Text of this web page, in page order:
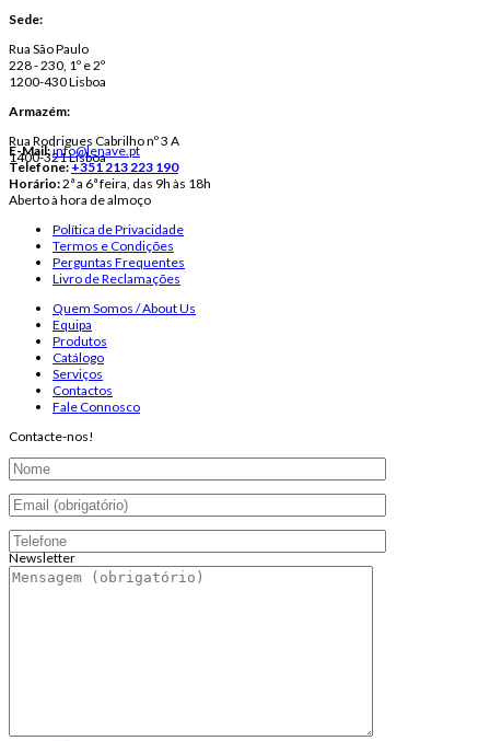
Sede:
Rua São Paulo
228 - 230, 1º e 2º
1200-430 Lisboa
Armazém:
Rua Rodrigues Cabrilho nº 3 A
1400-321 Lisboa
E-Mail:info@lenave.pt
Telefone:+351 213 223 190
Horário:2ª a 6ª feira, das 9h às 18h
Aberto à hora de almoço
Política de Privacidade
Termos e Condições
Perguntas Frequentes
Livro de Reclamações
Quem Somos / About Us
Equipa
Produtos
Catálogo
Serviços
Contactos
Fale Connosco
Contacte-nos!
Newsletter
Endereço de email: